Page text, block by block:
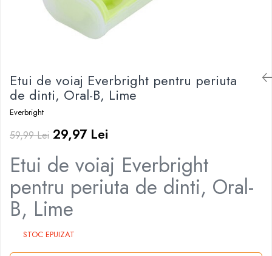
Pistoale de lipit
Termometre bucatarie
Uscatoare Rufe
Veioze si Lampi
Vopsele si Pigmenti
Perii de par electrice
Etui de voiaj Everbright pentru periuta
de dinti, Oral-B, Lime
Everbright
59,99 Lei 29,97 Lei
Etui de voiaj Everbright
pentru periuta de dinti, Oral-
B, Lime
STOC EPUIZAT